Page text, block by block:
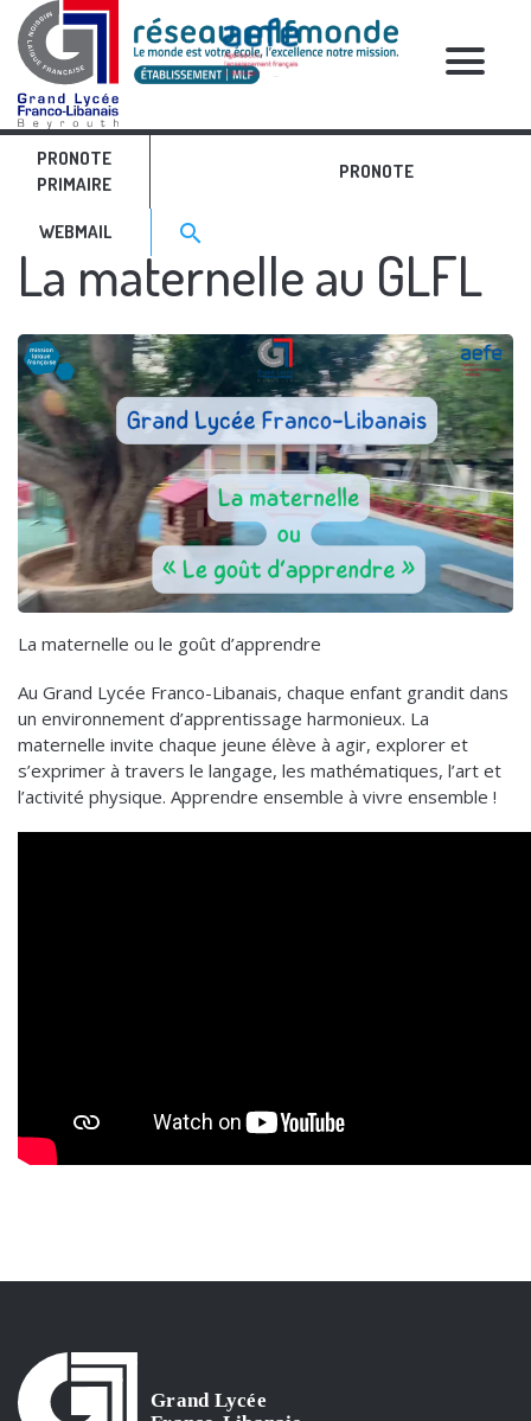
PRONOTE
PRIMAIRE
PRONOTE
WEBMAIL Search for:>
search
NEWS
RELATIVE POSTS
La maternelle au GLFL
La maternelle ou le goût d’apprendre
Au Grand Lycée Franco-Libanais, chaque enfant grandit dans
un environnement d’apprentissage harmonieux. La
maternelle invite chaque jeune élève à agir, explorer et
s’exprimer à travers le langage, les mathématiques, l’art et
l’activité physique. Apprendre ensemble à vivre ensemble !